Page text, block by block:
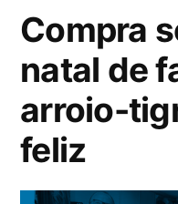
Compra
natal de
arroio-
feliz